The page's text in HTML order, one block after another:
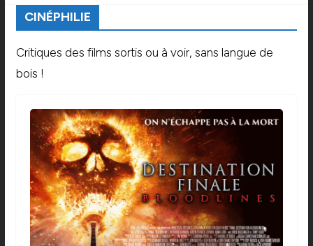
CINÉPHILIE
Critiques des films sortis ou à voir, sans langue de
bois !